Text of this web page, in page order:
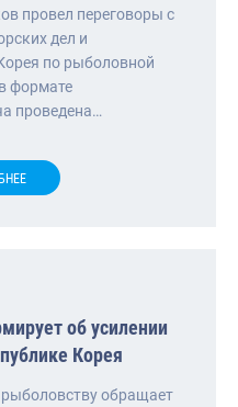
провел переговоры с
дел и
по рыболовной
формате
проведена…
об усилении
Корея
рыболовству обращает